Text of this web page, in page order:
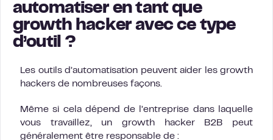
automatiser en tant que
growth hacker avec ce type
d’outil ?
Les outils d’automatisation peuvent aider les growth
hackers de nombreuses façons.
Même si cela dépend de l’entreprise dans laquelle
vous travaillez, un growth hacker B2B peut
généralement être responsable de :